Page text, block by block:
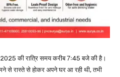
की रात्रि समय करीब 7ः45 बजे की है।
से रास्ते से होकर अपने घर आ रही थी, तभी